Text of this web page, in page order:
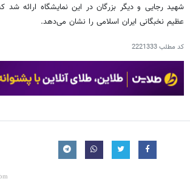
شهید رجایی و دیگر بزرگان در این نمایشگاه ارائه
عظیم نخبگانی ایران اسلامی را نشان می‌دهد.
کد مطلب2221333